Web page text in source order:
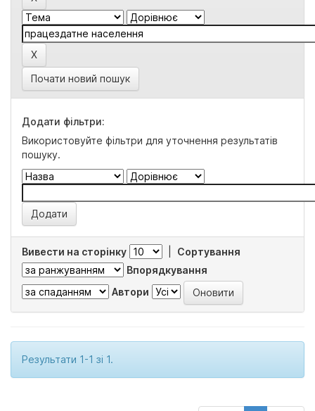
Почати новий пошук
Додати фільтри:
Використовуйте фільтри для уточнення результатів
пошуку.
Вивести на сторінку
Сортування
Впорядкування
Автори
Результати 1-1 зі 1.